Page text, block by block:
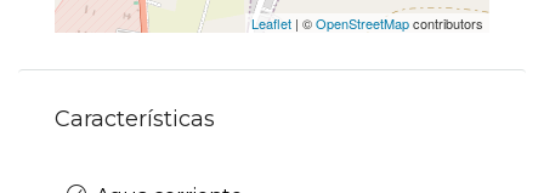
Leaflet | ©OpenStreetMapcontributors
Características